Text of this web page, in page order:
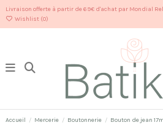
Livraison offerte à partir de 69€ d'achat par Mondial
Wishlist (0)
Accueil Mercerie Boutonnerie Bouton de jean